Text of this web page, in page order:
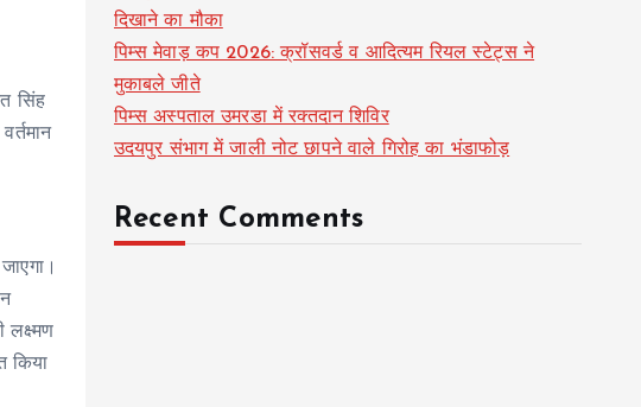
सिंह
लक्ष्मण
किया
दिखाने का मौका
पिम्स मेवाड़ कप 2026: क्रॉसवर्ड व आदित्यम रियल स्टेट्स ने
मुकाबले जीते
पिम्स अस्पताल उमरडा में रक्तदान शिविर
उदयपुर संभाग में जाली नोट छापने वाले गिरोह का भंडाफोड़
Recent Comments